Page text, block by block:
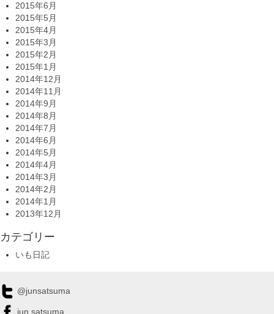
2015年6月
2015年5月
2015年4月
2015年3月
2015年2月
2015年1月
2014年12月
2014年11月
2014年9月
2014年8月
2014年7月
2014年6月
2014年5月
2014年4月
2014年3月
2014年2月
2014年1月
2013年12月
カテゴリー
いも日記
@junsatsuma
jun.satsuma